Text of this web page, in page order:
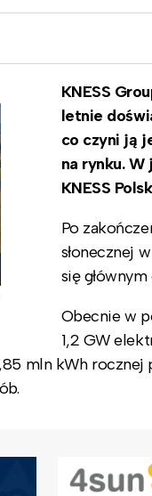
KNESS
letnie
co czyni ją
na rynku. W
KNESS
Po
słonecznej
się
Obecnie w
1,2 GW
mln kWh